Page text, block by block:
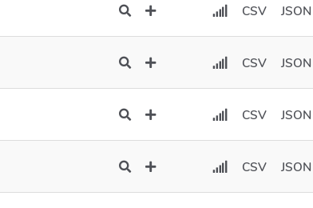
CSV JSON
CSV JSON
CSV JSON
CSV JSON